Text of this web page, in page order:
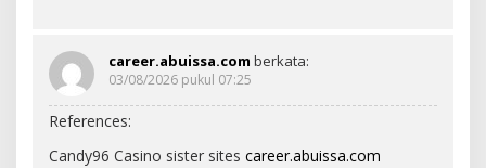
career.abuissa.com berkata:
03/08/2026 pukul 07:25
References:
Candy96 Casino sister sites career.abuissa.com